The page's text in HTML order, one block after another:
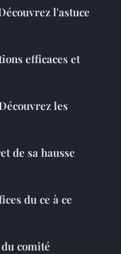
l'astuce
efficaces et
les
de sa hausse
du ce à ce
comité